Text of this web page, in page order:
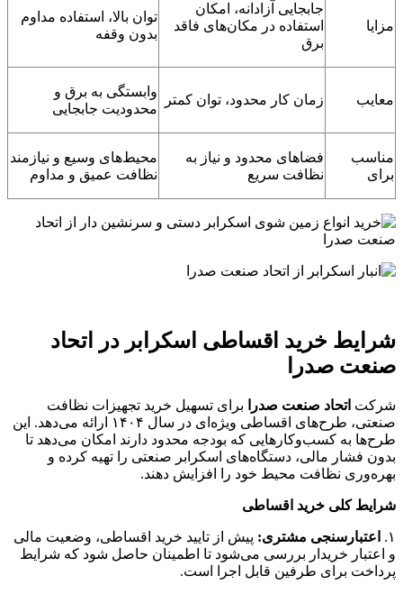
مزایا
جابجایی آزادانه، امکان
استفاده در مکان‌های فاقد
برق
توان بالا، استفاده مداوم
بدون وقفه
معایب زمان کار محدود، توان کمتر
وابستگی به برق و
محدودیت جابجایی
مناسب
برای
فضاهای محدود و نیاز به
نظافت سریع
محیط‌های وسیع و نیازمند
نظافت عمیق و مداوم
شرایط خرید اقساطی اسکرابر در اتحاد
صنعت صدرا
شرکت اتحاد صنعت صدرا
برای تسهیل خرید تجهیزات نظافت
صنعتی، طرح‌های اقساطی ویژه‌ای در سال ۱۴۰۴ ارائه می‌دهد. این
طرح‌ها به کسب‌وکارهایی که بودجه محدود دارند امکان می‌دهد تا
بدون فشار مالی، دستگاه‌های اسکرابر صنعتی را تهیه کرده و
بهره‌وری نظافت محیط خود را افزایش دهند.
شرایط کلی خرید اقساطی
۱. اعتبارسنجی مشتری: پیش از تایید خرید اقساطی، وضعیت مالی
و اعتبار خریدار بررسی می‌شود تا اطمینان حاصل شود که شرایط
پرداخت برای طرفین قابل اجرا است.